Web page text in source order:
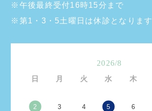
※午後最終受付16時15分まで
※第1・3・5土曜日は休診となります
2026/8
日
月 火 水 木
2
3 4 5 6